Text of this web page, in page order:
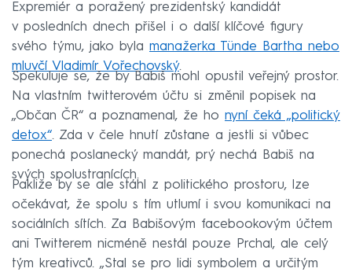
Expremiér a poražený prezidentský kandidát
v posledních dnech přišel i o další klíčové figury
svého týmu, jako byla manažerka Tünde Bartha nebo
mluvčí Vladimír Vořechovský.
Spekuluje se, že by Babiš mohl opustil veřejný prostor.
Na vlastním twitterovém účtu si změnil popisek na
„Občan ČR“ a poznamenal, že ho nyní čeká „politický
detox“. Zda v čele hnutí zůstane a jestli si vůbec
ponechá poslanecký mandát, prý nechá Babiš na
svých spolustranících.
Pakliže by se ale stáhl z politického prostoru, lze
očekávat, že spolu s tím utlumí i svou komunikaci na
sociálních sítích. Za Babišovým facebookovým účtem
ani Twitterem nicméně nestál pouze Prchal, ale celý
tým kreativců. „Stal se pro lidi symbolem a určitým